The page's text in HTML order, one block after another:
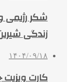
شکر رژیمی
زندگی
۱۴۰۴/۰۹/۱۸
کارت